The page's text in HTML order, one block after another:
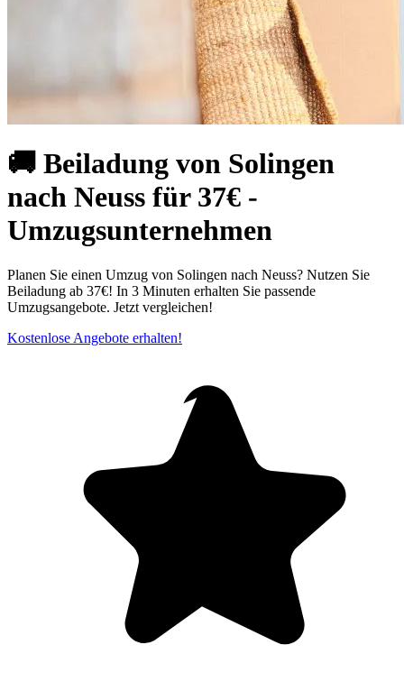
🚚 Beiladung von Solingen
nach Neuss für 37€ -
Umzugsunternehmen
Planen Sie einen Umzug von Solingen nach Neuss? Nutzen Sie
Beiladung ab 37€! In 3 Minuten erhalten Sie passende
Umzugsangebote. Jetzt vergleichen!
Kostenlose Angebote erhalten!